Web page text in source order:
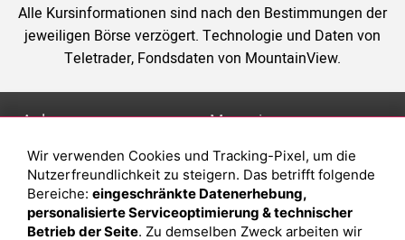
Alle Kursinformationen sind nach den Bestimmungen der
jeweiligen Börse verzögert. Technologie und Daten von
Teletrader, Fondsdaten von MountainView.
Anlage
Depot eröffnen
Depot vergleichen
Junior Depot
Magazin
Was sind sind ETFs?
Sparplan Vorteile
Was ist ein Fonds?
Wir verwenden Cookies und Tracking-Pixel, um die
Nutzerfreundlichkeit zu steigern. Das betrifft folgende
Bereiche: eingeschränkte Datenerhebung,
personalisierte Serviceoptimierung & technischer
Betrieb der Seite. Zu demselben Zweck arbeiten wir